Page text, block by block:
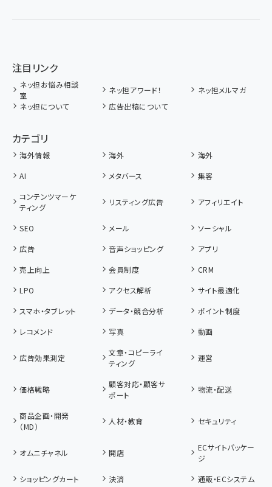
注目リンク
ネッ担お悩み相談
室
ネッ担アワード！
ネッ担メルマガ
ネッ担について
広告出稿について
カテゴリ
海外情報 海外
海外
AI
メタバース
集客
コンテンツマーケ
ティング
リスティング広告 アフィリエイト
SEO メール
ソーシャル
広告
音声ショッピング
アプリ
売上向上
会員制度
CRM
LPO
アクセス解析
サイト最適化
スマホ・タブレット
データ・競合分析
ポイント制度
レコメンド
写真 動画
広告効果測定
文章・コピーライ
ティング
運営
価格戦略
顧客対応・顧客サ
ポート
物流・配送
商品企画・開発
（MD）
人材・教育 セキュリティ
オムニチャネル 開店
ECサイトパッケー
ジ
ショッピングカート
決済
通販・ECシステム